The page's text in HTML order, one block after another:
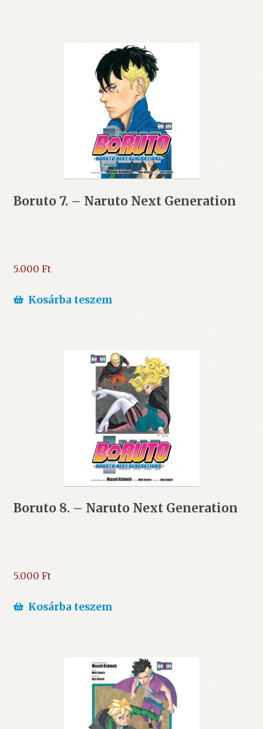
Boruto 7. – Naruto Next Generation
5.000 Ft
Kosárba teszem
Boruto 8. – Naruto Next Generation
5.000 Ft
Kosárba teszem